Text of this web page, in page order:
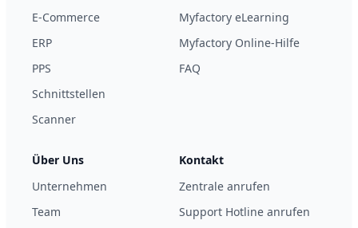
E-Commerce
ERP
PPS
Schnittstellen
Scanner
Myfactory eLearning
Myfactory Online-Hilfe
FAQ
Über Uns
Unternehmen
Team
Kontakt
Zentrale anrufen
Support Hotline anrufen